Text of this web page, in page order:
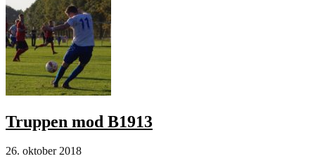
Truppen mod B1913
26. oktober 2018